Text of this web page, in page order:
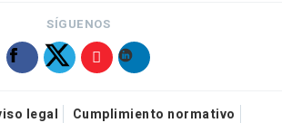
SÍGUENOS
legal Cumplimiento normativo